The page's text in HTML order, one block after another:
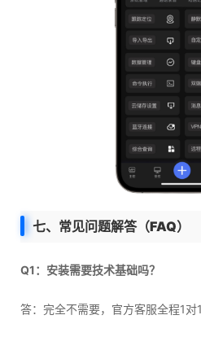
七、常见问题解答（FAQ）
Q1：安装需要技术基础吗？
答：完全不需要，官方客服全程1对